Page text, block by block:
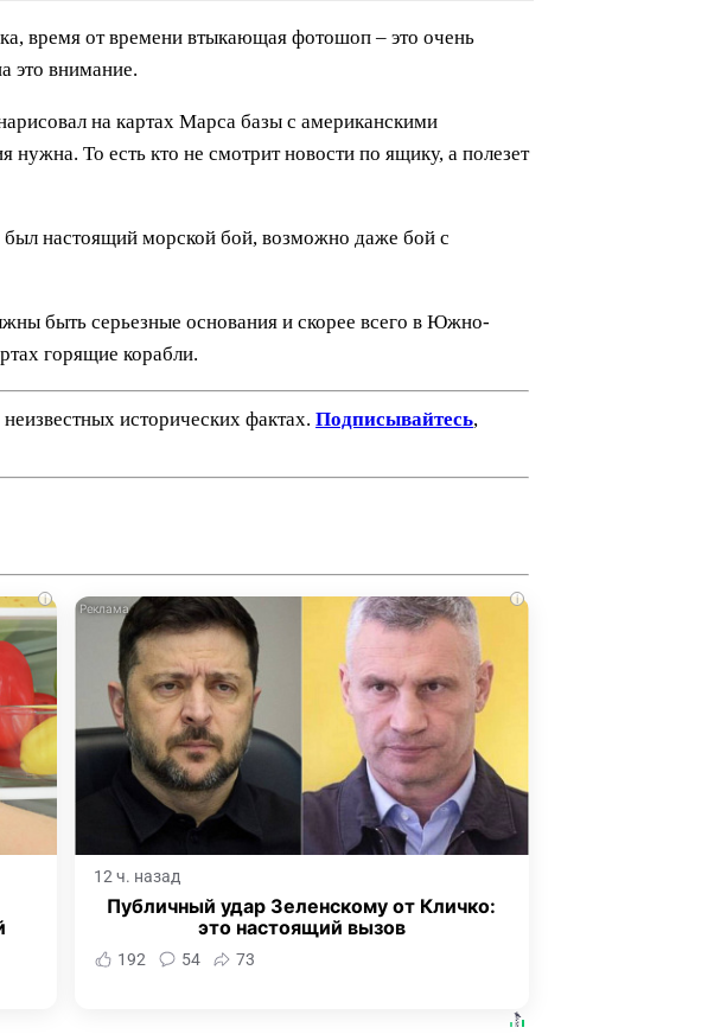
время от времени втыкающая фотошоп – это очень
это внимание.
на картах Марса базы с американскими
То есть кто не смотрит новости по ящику, а полезет
был настоящий морской бой, возможно даже бой с
быть серьезные основания и скорее всего в Южно-
горящие корабли.
исторических фактах. Подписывайтесь,
i i
12 ч. назад
Публичный удар Зеленскому от Кличко:
это настоящий вызов
192 54 73